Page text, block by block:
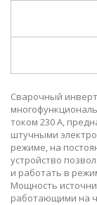
Сварочный
током 230 А,
штучными
режиме, на
устройство
и работать в
Мощность
работающими на